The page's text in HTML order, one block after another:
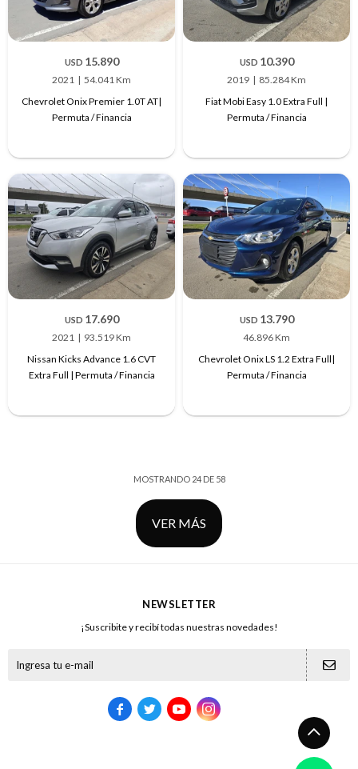
USD 15.890
2021
54.041 Km
Chevrolet Onix Premier 1.0T AT|
Permuta / Financia
USD 10.390
2019
85.284 Km
Fiat Mobi Easy 1.0 Extra Full |
Permuta / Financia
USD 17.690
2021
93.519 Km
Nissan Kicks Advance 1.6 CVT
Extra Full | Permuta / Financia
USD 13.790
46.896 Km
Chevrolet Onix LS 1.2 Extra Full|
Permuta / Financia
MOSTRANDO 24DE 58
VER MÁS
NEWSLETTER
¡Suscribite y recibí todas nuestras novedades!
   